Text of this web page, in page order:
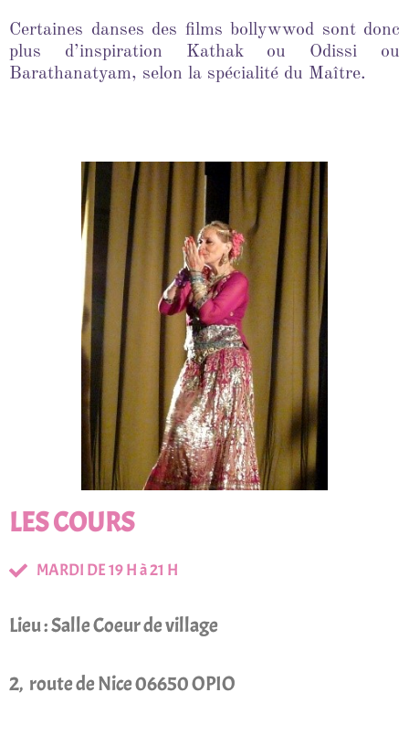
Certaines danses des films bollywwod sont donc
plus d’inspiration Kathak ou Odissi ou
Barathanatyam, selon la spécialité du Maître.
LES COURS
MARDI DE 19 H à 21 H
Lieu : Salle Coeur de village
2, route de Nice 06650 OPIO